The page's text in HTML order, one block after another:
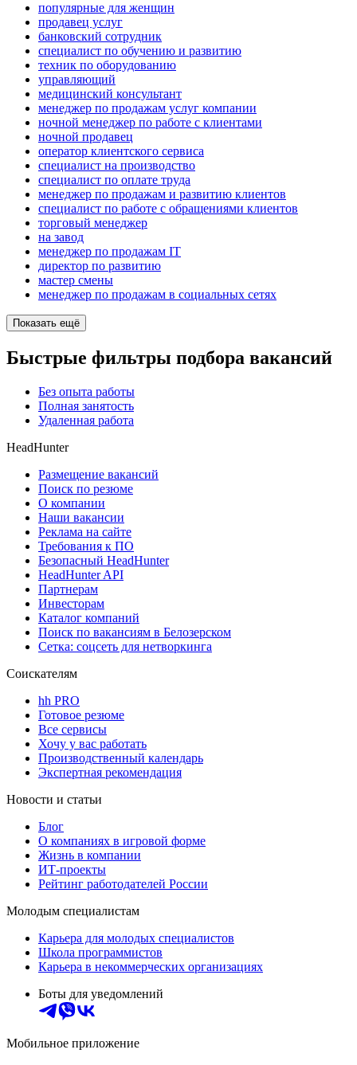
популярные для женщин
продавец услуг
банковский сотрудник
специалист по обучению и развитию
техник по оборудованию
управляющий
медицинский консультант
менеджер по продажам услуг компании
ночной менеджер по работе с клиентами
ночной продавец
оператор клиентского сервиса
специалист на производство
специалист по оплате труда
менеджер по продажам и развитию клиентов
специалист по работе с обращениями клиентов
торговый менеджер
на завод
менеджер по продажам IT
директор по развитию
мастер смены
менеджер по продажам в социальных сетях
Показать ещё
Быстрые фильтры подбора вакансий
Без опыта работы
Полная занятость
Удаленная работа
HeadHunter
Размещение вакансий
Поиск по резюме
О компании
Наши вакансии
Реклама на сайте
Требования к ПО
Безопасный HeadHunter
HeadHunter API
Партнерам
Инвесторам
Каталог компаний
Поиск по вакансиям в Белозерском
Сетка: соцсеть для нетворкинга
Соискателям
hh PRO
Готовое резюме
Все сервисы
Хочу у вас работать
Производственный календарь
Экспертная рекомендация
Новости и статьи
Блог
О компаниях в игровой форме
Жизнь в компании
ИТ-проекты
Рейтинг работодателей России
Молодым специалистам
Карьера для молодых специалистов
Школа программистов
Карьера в некоммерческих организациях
Боты для уведомлений
Мобильное приложение